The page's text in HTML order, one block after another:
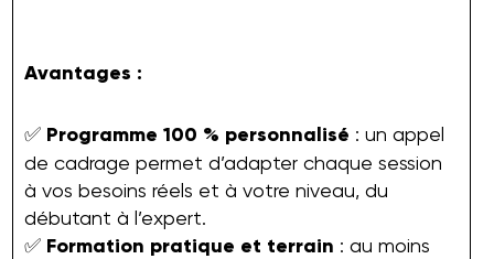
Avantages :
✅ Programme 100 % personnalisé : un appel
de cadrage permet d’adapter chaque session
à vos besoins réels et à votre niveau, du
débutant à l’expert.
✅ Formation pratique et terrain : au moins